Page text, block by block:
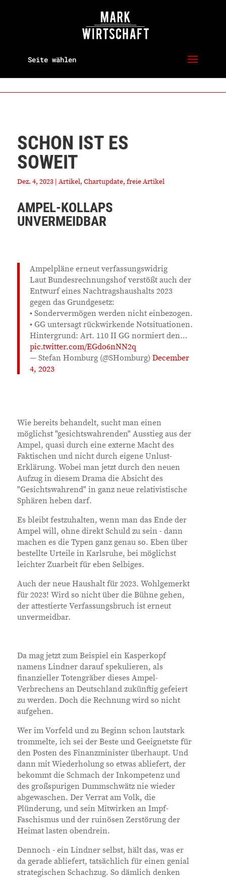
Seite wählen
SCHON IST ES
SOWEIT
Dez. 4, 2023| Artikel, Chartupdate, freie Artikel
AMPEL-KOLLAPS
UNVERMEIDBAR
Ampelpläne erneut verfassungswidrig
Laut Bundesrechnungshof verstößt auch der
Entwurf eines Nachtragshaushalts 2023
gegen das Grundgesetz:
• Sondervermögen werden nicht einbezogen.
• GG untersagt rückwirkende Notsituationen.
Hintergrund: Art. 110 II GG normiert den…
pic.twitter.com/EGdo6nNN2q
— Stefan Homburg (@SHomburg) December
4, 2023
Wie bereits behandelt, sucht man einen
möglichst "gesichtswahrenden" Ausstieg aus der
Ampel, quasi durch eine externe Macht des
Faktischen und nicht durch eigene Unlust-
Erklärung. Wobei man jetzt durch den neuen
Aufzug in diesem Drama die Absicht des
"Gesichtswahrend" in ganz neue relativistische
Sphären heben darf.
Es bleibt festzuhalten, wenn man das Ende der
Ampel will, ohne direkt Schuld zu sein - dann
machen es die Typen ganz genau so. Eben über
bestellte Urteile in Karlsruhe, bei möglichst
leichter Zuarbeit für eben Selbiges.
Auch der neue Haushalt für 2023. Wohlgemerkt
für 2023! Wird so nicht über die Bühne gehen,
der attestierte Verfassungsbruch ist erneut
unvermeidbar.
Da mag jetzt zum Beispiel ein Kasperkopf
namens Lindner darauf spekulieren, als
finanzieller Totengräber dieses Ampel-
Verbrechens an Deutschland zukünftig gefeiert
zu werden. Doch die Rechnung wird so nicht
aufgehen.
Wer im Vorfeld und zu Beginn schon lautstark
trommelte, ich sei der Beste und Geeignetste für
den Posten des Finanzminister überhaupt. Und
dann mit Wiederholung so etwas abliefert, der
bekommt die Schmach der Inkompetenz und
des großspurigen Dummschwätz nie wieder
abgewaschen. Der Verrat am Volk, die
Plünderung, und sein Mitwirken an Impf-
Faschismus und der ruinösen Zerstörung der
Heimat lasten obendrein.
Dennoch - ein Lindner selbst, hält das, was er
da gerade abliefert, tatsächlich für einen genial
strategischen Schachzug. So dämlich denken